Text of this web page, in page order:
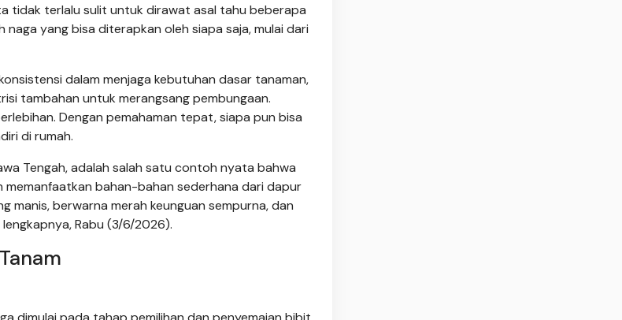
tidak terlalu sulit untuk dirawat asal tahu beberapa
yang bisa diterapkan oleh siapa saja, mulai dari
dalam menjaga kebutuhan dasar tanaman,
tambahan untuk merangsang pembungaan.
Dengan pemahaman tepat, siapa pun bisa
di rumah.
Tengah, adalah salah satu contoh nyata bahwa
memanfaatkan bahan-bahan sederhana dari dapur
manis, berwarna merah keunguan sempurna, dan
Rabu (3/6/2026).